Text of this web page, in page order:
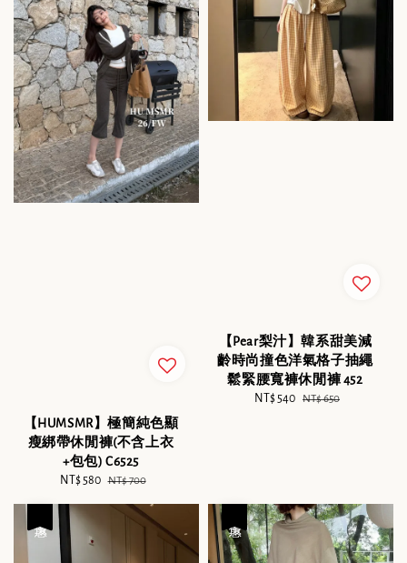
【HUMSMR】極簡純色顯
瘦綁帶休閒褲(不含上衣
+包包) C6525
Sale
NT$ 580 Regular
NT$ 700
【Pear梨汁】韓系甜美減
齡時尚撞色洋氣格子抽繩
鬆緊腰寬褲休閒褲 452
Sale
NT$ 540 Regular
NT$ 650